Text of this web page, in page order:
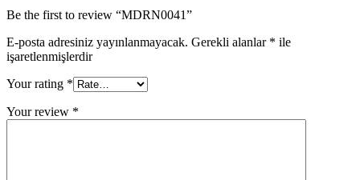
Be the first to review “MDRN0041”
E-posta adresiniz yayınlanmayacak. Gerekli alanlar * ile
işaretlenmişlerdir
Your rating *
Your review *